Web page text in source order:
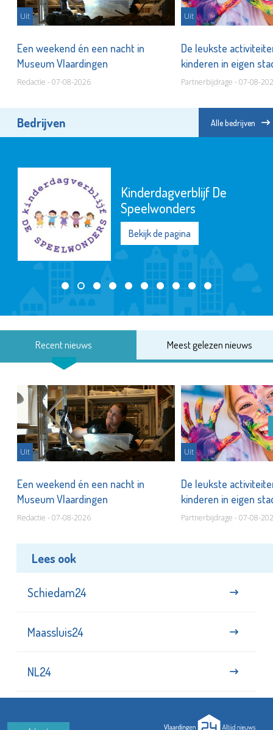
Uit
Een weekend én een nacht in
Museum Vlaardingen
Redactie - 07-08-2026
Uit
De leukste
kinderen in eigen
Partnerbijdrage - 07-08-
Bedrijven Alle bedrijven
Kinderdagverblijf De
Speelwonders
Bekijk de pagina
Recent nieuws Meest gelezen nieuws
Uit
Een weekend én een nacht in
Museum Vlaardingen
Redactie - 07-08-2026
Uit
De leukste
kinderen in eigen
Partnerbijdrage - 07-08-
Lees ook
Schiedam24
Maassluis24
NL24